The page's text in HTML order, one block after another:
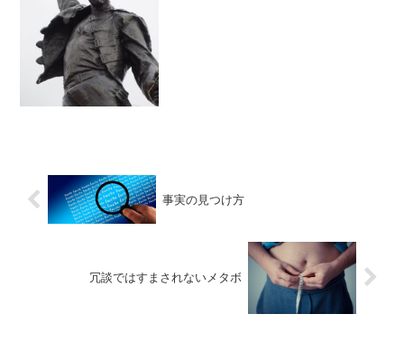
事実の見つけ方
冗談ではすまされないメタボ